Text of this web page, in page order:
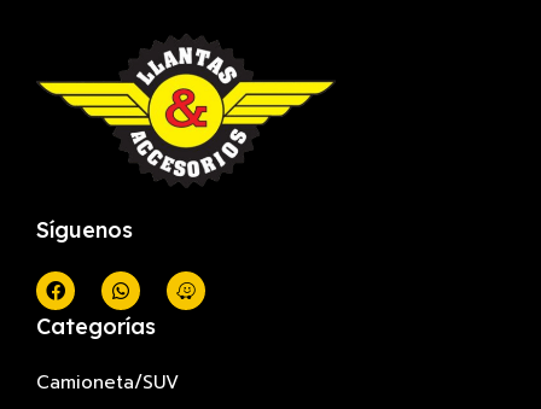
Síguenos
Categorías
Camioneta/SUV